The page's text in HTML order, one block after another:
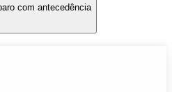
com antecedência